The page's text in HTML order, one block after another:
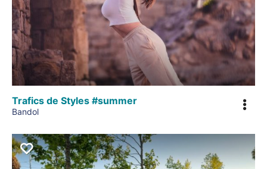
Trafics de Styles #summer
Bandol